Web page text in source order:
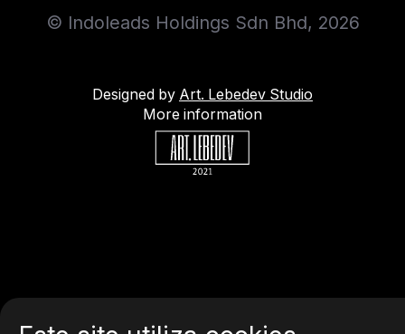
© Indoleads Holdings Sdn Bhd, 2026
Designed by Art. Lebedev Studio
More information